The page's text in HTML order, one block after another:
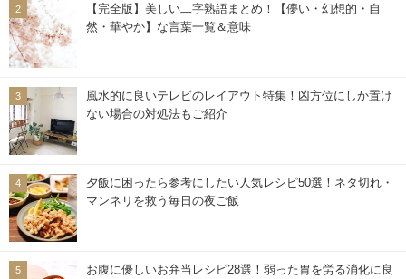
【完全版】美しい二字熟語まとめ！【儚い・幻想的・自
然・華やか】な言葉一覧＆意味
風水的に良いテレビのレイアウト特集！凶方位にしか置け
ない場合の対処法もご紹介
夕飯に困ったら参考にしたい人気レシピ50選！ネタ切れ・
マンネリを救う毎日の夜ご飯
お腹に優しいお弁当レシピ28選！弱った胃を労る消化に良